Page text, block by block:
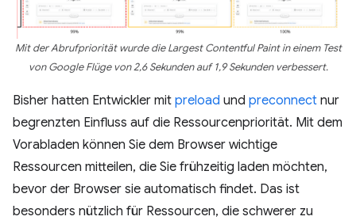
Mit der Abrufpriorität wurde die Largest Contentful Paint in einem Test
von Google Flüge von 2,6 Sekunden auf 1,9 Sekunden verbessert.
Bisher hatten Entwickler mit preload und preconnect nur
begrenzten Einfluss auf die Ressourcenpriorität. Mit dem
Vorabladen können Sie dem Browser wichtige
Ressourcen mitteilen, die Sie frühzeitig laden möchten,
bevor der Browser sie automatisch findet. Das ist
besonders nützlich für Ressourcen, die schwerer zu